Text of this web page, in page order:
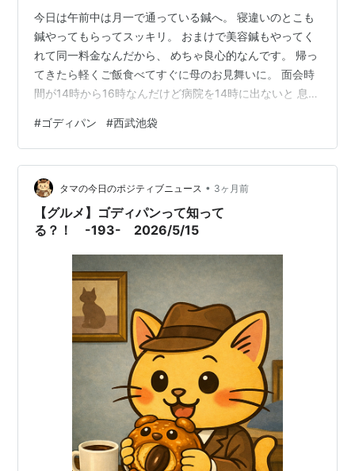
今日は午前中は月一で通っている鍼へ。 寝違いのとこも
鍼やってもらってスッキリ。 おまけで美容鍼もやってく
れて同一料金なんだから、 めちゃ良心的なんです。 帰っ
てきたら軽くご飯食べてすぐに母のお見舞いに。 面会時
間が14時から16時なんだけど病院を14時に出ないと 息子
からいいんだけど。 なので滞在時間15分で蜻蛉返り。 1
時間半かけて来たのにね〜。 行きに見つけて気になった
ゴディパン。 GODIVAがパン屋さん始めたのね！ 知りま
せんでした。 帰りに寄ってみました。 午前中は予約しな
いと入れないみたいだけど、 午後はフリーで何もせず入
れました…
#ゴディパン #西武池袋
タマの今日のポジティブニュース • 3ヶ月前
【グルメ】ゴディパンって知って
る？！ -193- 2026/5/15